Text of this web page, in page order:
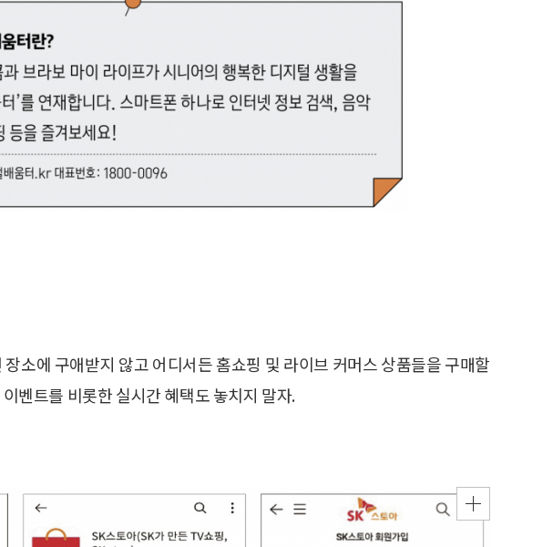
장소에 구애받지 않고 어디서든 홈쇼핑 및 라이브 커머스 상품들을 구매할
벤트를 비롯한 실시간 혜택도 놓치지 말자.